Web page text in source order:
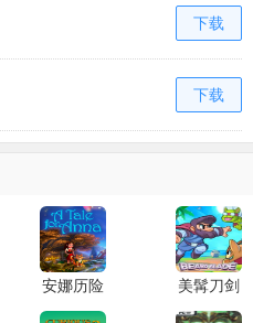
下载
下载
安娜历险
记A Tale
美髯刀剑
Beard